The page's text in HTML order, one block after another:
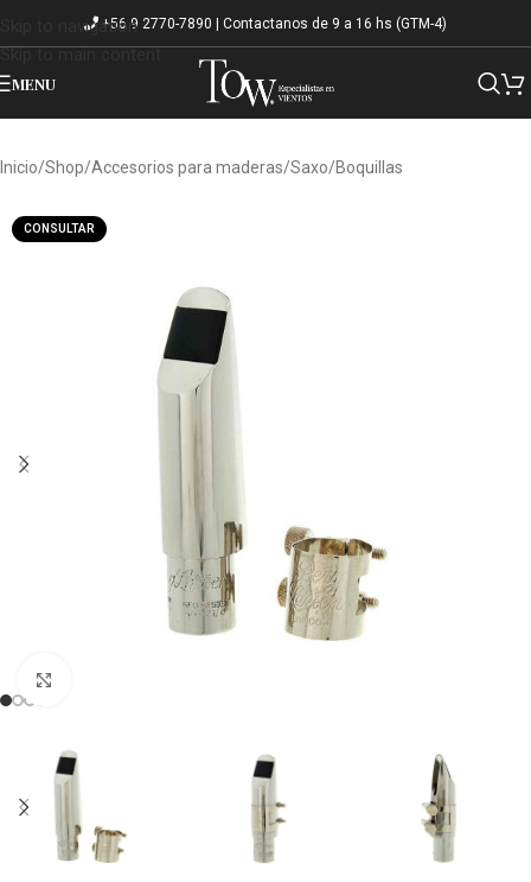
Skip to navigation
Skip to main content
+56 9 2770-7890 | Contactanos de 9 a 16 hs (GTM-4)
MENU
Inicio/Shop/Accesorios para maderas/Saxo/Boquillas
CONSULTAR